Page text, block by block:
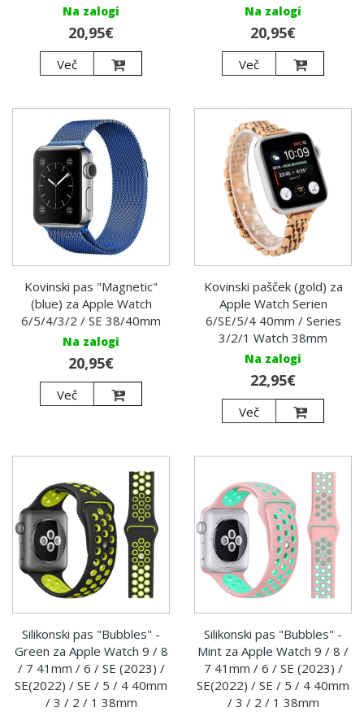
Na zalogi
20,95€
Več
Na zalogi
20,95€
Več
Kovinski pas "Magnetic"
(blue) za Apple Watch
6/5/4/3/2 / SE 38/40mm
Na zalogi
20,95€
Več
Kovinski pašček (gold) za
Apple Watch Serien
6/SE/5/4 40mm / Series
3/2/1 Watch 38mm
Na zalogi
22,95€
Več
Silikonski pas "Bubbles" -
Green za Apple Watch 9 / 8
/ 7 41mm / 6 / SE (2023) /
SE(2022) / SE / 5 / 4 40mm
/ 3 / 2 / 1 38mm
Silikonski pas "Bubbles" -
Mint za Apple Watch 9 / 8 /
7 41mm / 6 / SE (2023) /
SE(2022) / SE / 5 / 4 40mm
/ 3 / 2 / 1 38mm